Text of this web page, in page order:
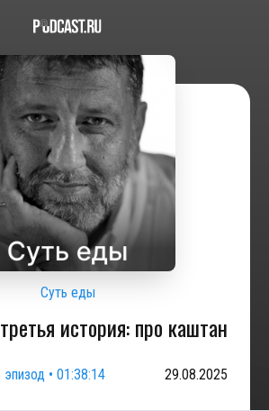
Суть еды
история: про каштан
• 01:38:14 29.08.2025